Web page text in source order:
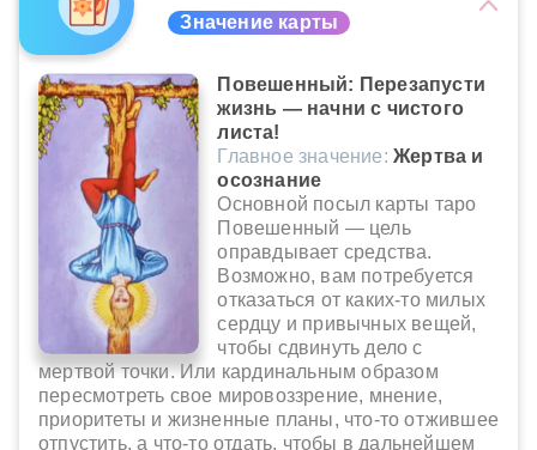
Значение карты
Повешенный: Перезапусти
жизнь — начни с чистого
листа!
Главное значение: Жертва и
осознание
Основной посыл карты таро
Повешенный — цель
оправдывает средства.
Возможно, вам потребуется
отказаться от каких-то милых
сердцу и привычных вещей,
чтобы сдвинуть дело с
мертвой точки. Или кардинальным образом
пересмотреть свое мировоззрение, мнение,
приоритеты и жизненные планы, что-то отжившее
отпустить, а что-то отдать, чтобы в дальнейшем